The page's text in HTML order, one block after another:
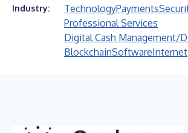
Industry: TechnologyPayments
Professional Services
Digital Cash Management/
BlockchainSoftwareInternet